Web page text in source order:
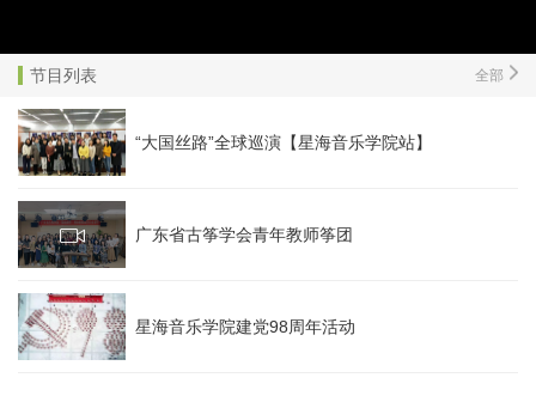
节目列表 全部
“大国丝路”全球巡演【星海音乐学院站】
广东省古筝学会青年教师筝团
星海音乐学院建党98周年活动